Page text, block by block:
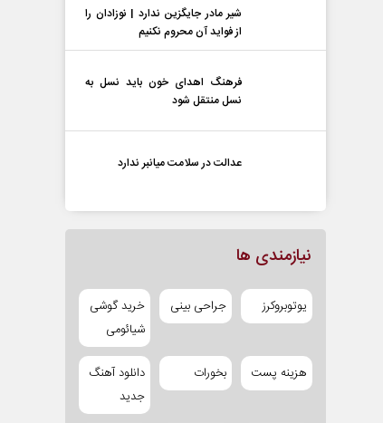
شیر مادر جایگزین ندارد | نوزادان را
از فواید آن محروم نکنیم
فرهنگ اهدای خون باید نسل به
نسل منتقل شود
عدالت در سلامت میانبر ندارد
نیازمندی ها
یوتوبروکرز جراحی بینی
خرید گوشی
شیائومی
هزینه پست بخورات
دانلود آهنگ
جدید